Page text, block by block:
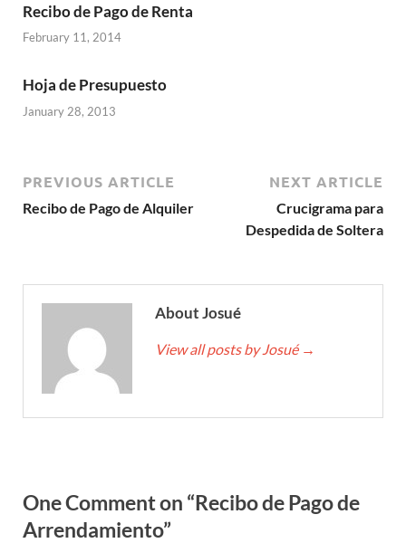
Recibo de Pago de Renta
February 11, 2014
Hoja de Presupuesto
January 28, 2013
PREVIOUS ARTICLE
Recibo de Pago de Alquiler
NEXT ARTICLE
Crucigrama para
Despedida de Soltera
About Josué
View all posts by Josué →
One Comment on “Recibo de Pago de
Arrendamiento”